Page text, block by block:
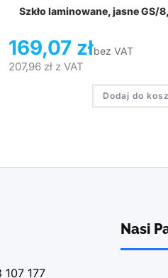
Szkło laminowane, jasne GS/
169,07 złbez VAT
207,96 złz VAT
Dodaj do
177
Nasi